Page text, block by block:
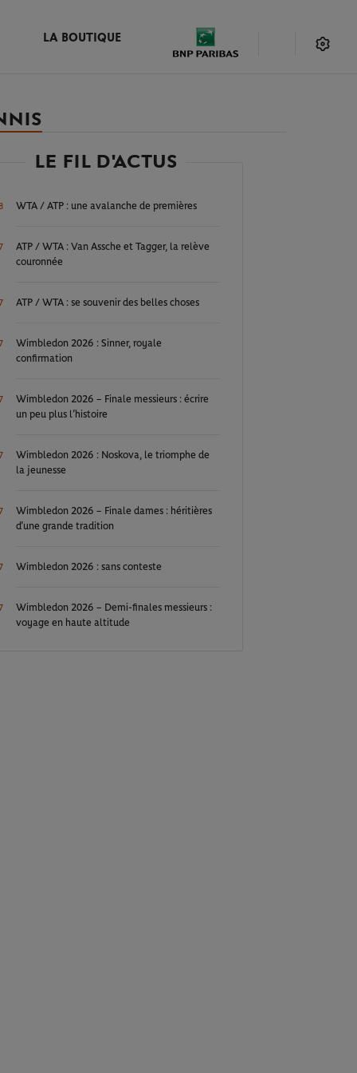
LA BOUTIQUE
LE FIL D'ACTUS
WTA / ATP : une avalanche de premières
ATP / WTA : Van Assche et Tagger, la relève
couronnée
ATP / WTA : se souvenir des belles choses
Wimbledon 2026 : Sinner, royale
confirmation
Wimbledon 2026 – Finale messieurs : écrire
un peu plus l’histoire
Wimbledon 2026 : Noskova, le triomphe de
la jeunesse
Wimbledon 2026 – Finale dames : héritières
d’une grande tradition
Wimbledon 2026 : sans conteste
Wimbledon 2026 – Demi-finales messieurs :
voyage en haute altitude